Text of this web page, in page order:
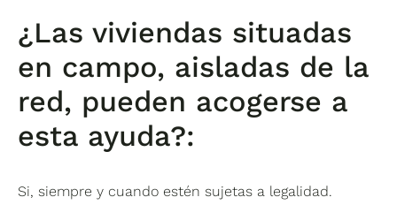
¿Las viviendas situadas
en campo, aisladas de la
red, pueden acogerse a
esta ayuda?:
Si, siempre y cuando estén sujetas a legalidad.